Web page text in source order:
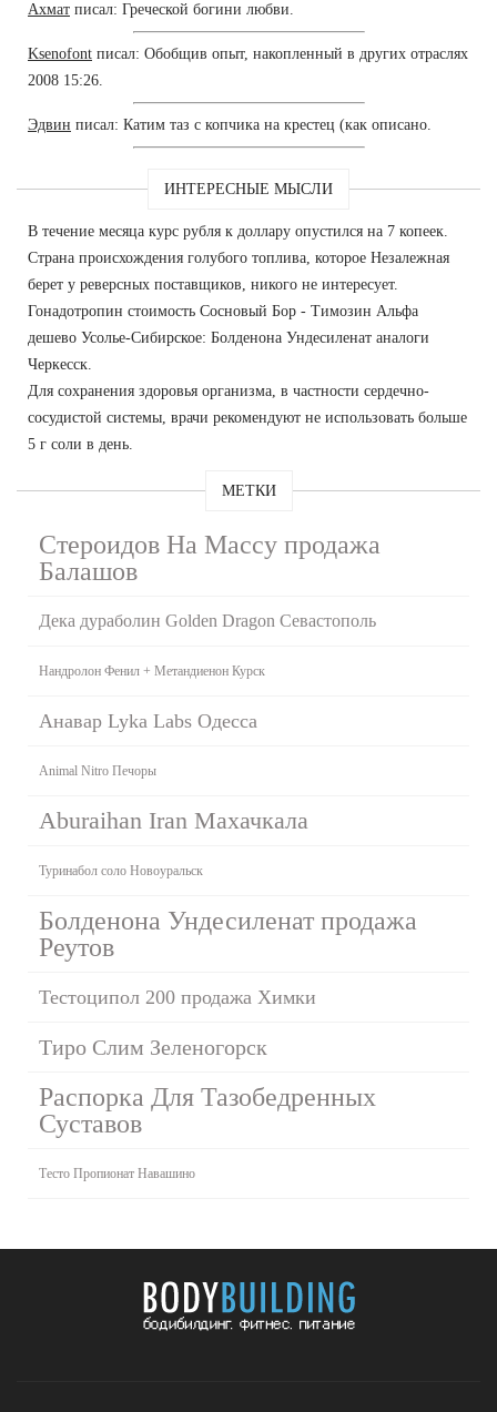
Ахмат писал: Греческой богини любви.
Ksenofont писал: Обобщив опыт, накопленный в других отраслях
2008 15:26.
Эдвин писал: Катим таз с копчика на крестец (как описано.
ИНТЕРЕСНЫЕ МЫСЛИ
В течение месяца курс рубля к доллару опустился на 7 копеек.
Страна происхождения голубого топлива, которое Незалежная
берет у реверсных поставщиков, никого не интересует.
Гонадотропин стоимость Сосновый Бор - Tимозин Альфа
дешево Усолье-Сибирское: Болденона Ундесиленат аналоги
Черкесск.
Для сохранения здоровья организма, в частности сердечно-
сосудистой системы, врачи рекомендуют не использовать больше
5 г соли в день.
МЕТКИ
Стероидов На Массу продажа
Балашов
Дека дураболин Golden Dragon Севастополь
Нандролон Фенил + Метандиенон Курск
Анавар Lyka Labs Одесса
Animal Nitro Печоры
Aburaihan Iran Махачкала
Туринабол соло Новоуральск
Болденона Ундесиленат продажа
Реутов
Тестоципол 200 продажа Химки
Тиро Слим Зеленогорск
Распорка Для Тазобедренных
Суставов
Тесто Пропионат Навашино